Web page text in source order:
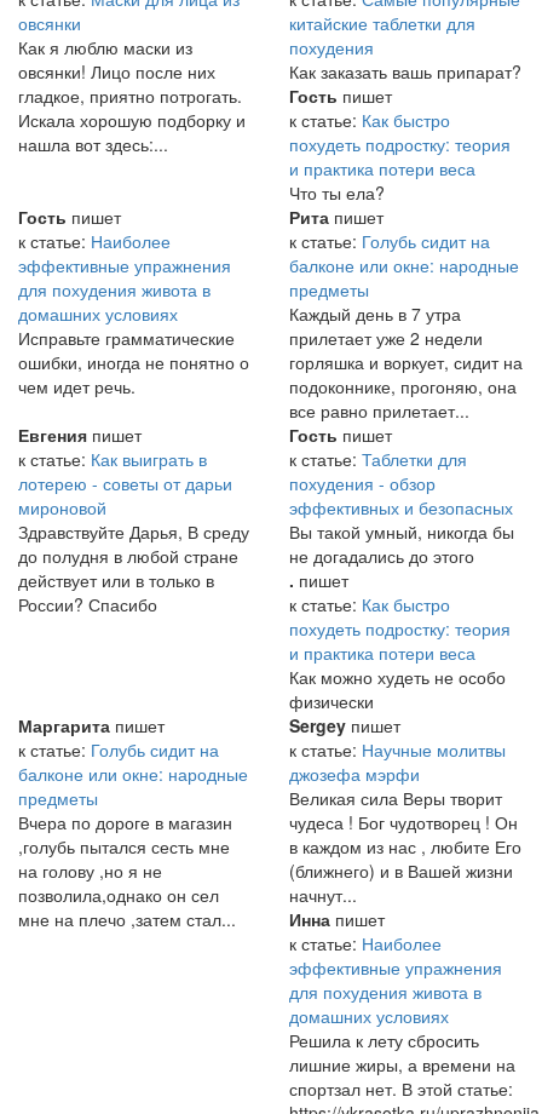
овсянки
Как я люблю маски из
овсянки! Лицо после них
гладкое, приятно потрогать.
Искала хорошую подборку и
нашла вот здесь:...
китайские таблетки для
похудения
Как заказать вашь припарат?
Гость пишет
к статье: Как быстро
похудеть подростку: теория
и практика потери веса
Что ты ела?
Гость пишет
к статье: Наиболее
эффективные упражнения
для похудения живота в
домашних условиях
Исправьте грамматические
ошибки, иногда не понятно о
чем идет речь.
Рита пишет
к статье: Голубь сидит на
балконе или окне: народные
предметы
Каждый день в 7 утра
прилетает уже 2 недели
горляшка и воркует, сидит на
подоконнике, прогоняю, она
все равно прилетает...
Евгения пишет
к статье: Как выиграть в
лотерею - советы от дарьи
мироновой
Здравствуйте Дарья, В среду
до полудня в любой стране
действует или в только в
России? Спасибо
Гость пишет
к статье: Таблетки для
похудения - обзор
эффективных и безопасных
Вы такой умный, никогда бы
не догадались до этого
. пишет
к статье: Как быстро
похудеть подростку: теория
и практика потери веса
Как можно худеть не особо
физически
Маргарита пишет
к статье: Голубь сидит на
балконе или окне: народные
предметы
Вчера по дороге в магазин
,голубь пытался сесть мне
на голову ,но я не
позволила,однако он сел
мне на плечо ,затем стал...
Sergey пишет
к статье: Научные молитвы
джозефа мэрфи
Великая сила Веры творит
чудеса ! Бог чудотворец ! Он
в каждом из нас , любите Его
(ближнего) и в Вашей жизни
начнут...
Инна пишет
к статье: Наиболее
эффективные упражнения
для похудения живота в
домашних условиях
Решила к лету сбросить
лишние жиры, а времени на
спортзал нет. В этой статье: